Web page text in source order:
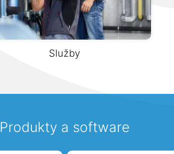
Služby
Produkty a software